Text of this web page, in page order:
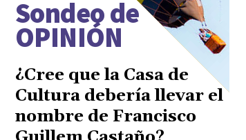
Sondeo de
OPINIÓN
¿Cree que la Casa de
Cultura debería llevar el
nombre de Francisco